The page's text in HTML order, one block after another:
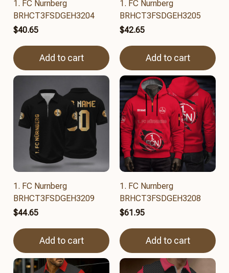
1. FC Nurnberg
BRHCT3FSDGEH3204
$40.65
Add to cart
1. FC Nurnberg
BRHCT3FSDGEH3205
$42.65
Add to cart
1. FC Nurnberg
BRHCT3FSDGEH3209
$44.65
Add to cart
1. FC Nurnberg
BRHCT3FSDGEH3208
$61.95
Add to cart